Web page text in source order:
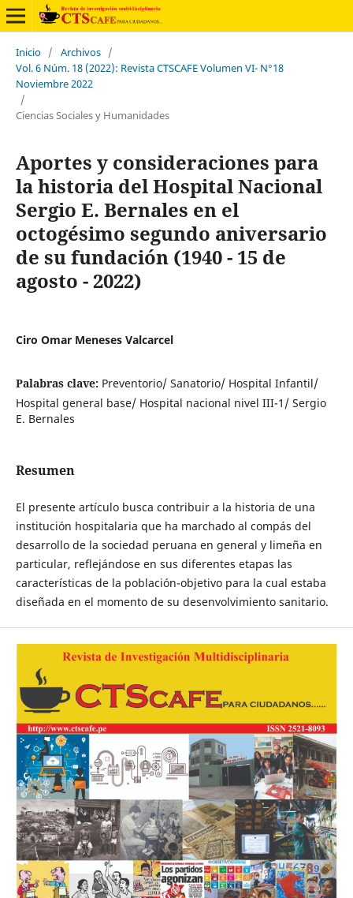
Inicio / Archivos /
Vol. 6 Núm. 18 (2022): Revista CTSCAFE Volumen VI- N°18
Noviembre 2022
/
Ciencias Sociales y Humanidades
Aportes y consideraciones para
la historia del Hospital Nacional
Sergio E. Bernales en el
octogésimo segundo aniversario
de su fundación (1940 - 15 de
agosto - 2022)
Ciro Omar Meneses Valcarcel
Palabras clave: Preventorio/ Sanatorio/ Hospital Infantil/
Hospital general base/ Hospital nacional nivel III-1/ Sergio
E. Bernales
Resumen
El presente artículo busca contribuir a la historia de una
institución hospitalaria que ha marchado al compás del
desarrollo de la sociedad peruana en general y limeña en
particular, reflejándose en sus diferentes etapas las
características de la población-objetivo para la cual estaba
diseñada en el momento de su desenvolvimiento sanitario.